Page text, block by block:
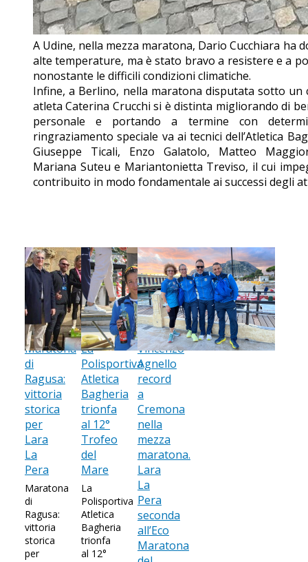
A Udine, nella mezza maratona, Dario Cucchiara ha
alte temperature, ma è stato bravo a resistere e a
nonostante le difficili condizioni climatiche.
Infine, a Berlino, nella maratona disputata sotto
atleta Caterina Crucchi si è distinta migliorando di
personale e portando a termine con
ringraziamento speciale va ai tecnici dell’Atletica
Giuseppe Ticali, Enzo Galatolo, Matteo
Mariana Suteu e Mariantonietta Treviso, il cui
contribuito in modo fondamentale ai successi degli
Maratona
di
Ragusa:
vittoria
storica
per
Lara
La
Pera
Maratona
di
Ragusa:
vittoria
storica
per
La
Polisportiva
Atletica
Bagheria
trionfa
al 12°
Trofeo
del
Mare
La
Polisportiva
Atletica
Bagheria
trionfa
al 12°
Vincenzo
Agnello
record
a
Cremona
nella
mezza
maratona.
Lara
La
Pera
seconda
all’Eco
Maratona